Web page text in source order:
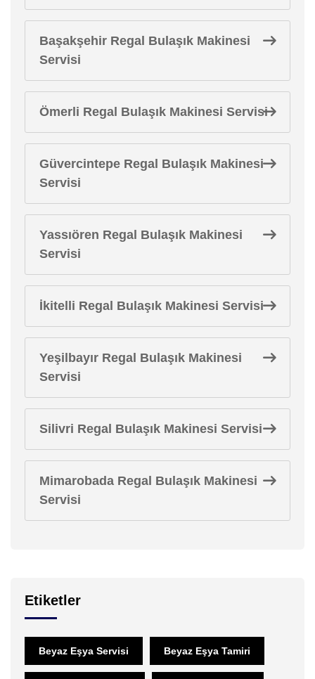
Başakşehir Regal Bulaşık Makinesi
Servisi
Ömerli Regal Bulaşık Makinesi Servisi
Güvercintepe Regal Bulaşık Makinesi
Servisi
Yassıören Regal Bulaşık Makinesi
Servisi
İkitelli Regal Bulaşık Makinesi Servisi
Yeşilbayır Regal Bulaşık Makinesi
Servisi
Silivri Regal Bulaşık Makinesi Servisi
Mimarobada Regal Bulaşık Makinesi
Servisi
Etiketler
Beyaz Eşya Servisi Beyaz Eşya Tamiri